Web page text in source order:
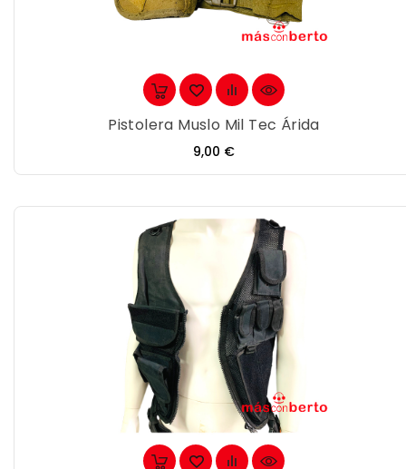
Pistolera Muslo Mil Tec Árida
Precio
9,00 €